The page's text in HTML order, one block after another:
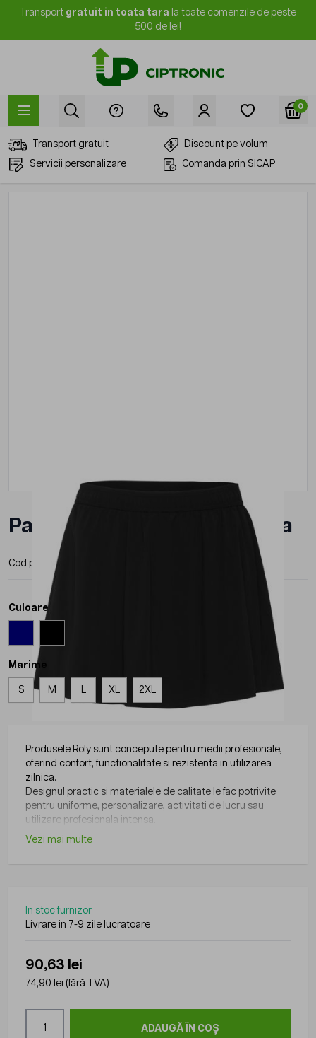
Mergi la Conținut
Transport gratuit in toata tara la toate comenzile de peste
500 de lei!
0
Transport gratuit
Discount pe volum
Servicii personalizare
Comanda prin SICAP
Pantaloni Roly Serena Dama
Cod produs:
Culoare
Marime
S M XL 2XL
Produsele Roly sunt concepute pentru medii profesionale,
oferind confort, functionalitate si rezistenta in utilizarea
zilnica.
Designul practic si materialele de calitate le fac potrivite
pentru uniforme, personalizare, activitati de lucru sau
utilizare profesionala intensa.
Vezi mai multe
In stoc furnizor
Livrare in 7-9 zile lucratoare
90,63 lei
74,90 lei (fără TVA)
ADAUGĂ ÎN COȘ